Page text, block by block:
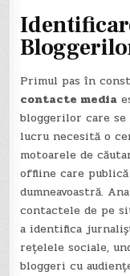
Primul pas în
contacte media
bloggerilor care se
lucru necesită o
motoarele de
offline care
dumneavoastră.
contactele de pe
a identifica
rețelele sociale,
bloggeri cu